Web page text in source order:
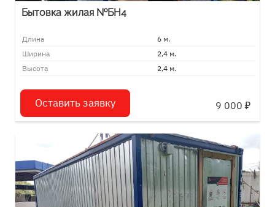
Бытовка жилая №БН4
Длина
6 м.
Ширина
2,4 м.
Высота
2,4 м.
Оставить заявку 9 000 ₽